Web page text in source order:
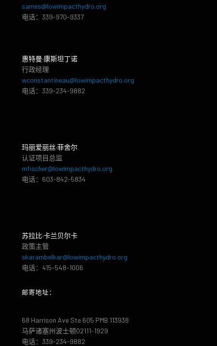
sames@lowimpacthydro.org
电话：339-970-9337
惠特曼·康斯坦丁诺
行政经理
wconstantineau@lowimpacthydro.org
电话：339-234-9882
玛丽爱丽丝·菲舍尔
认证项目总监
mfischer@lowimpacthydro.org
电话：603-842-5834
苏拉比·卡兰贝尔卡
政策主管
skarambelkar@lowimpacthydro.org
电话：415-548-1006
邮寄地址：
68 Harrison Ave Ste 605 PMB 113938
马萨诸塞州波士顿02111-1929
电话：339-234-9882